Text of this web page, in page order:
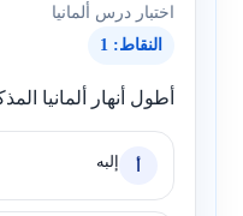
اختبار درس ألمانيا
النقاط: 1
أطول أنهار ألمانيا
أ إلبه